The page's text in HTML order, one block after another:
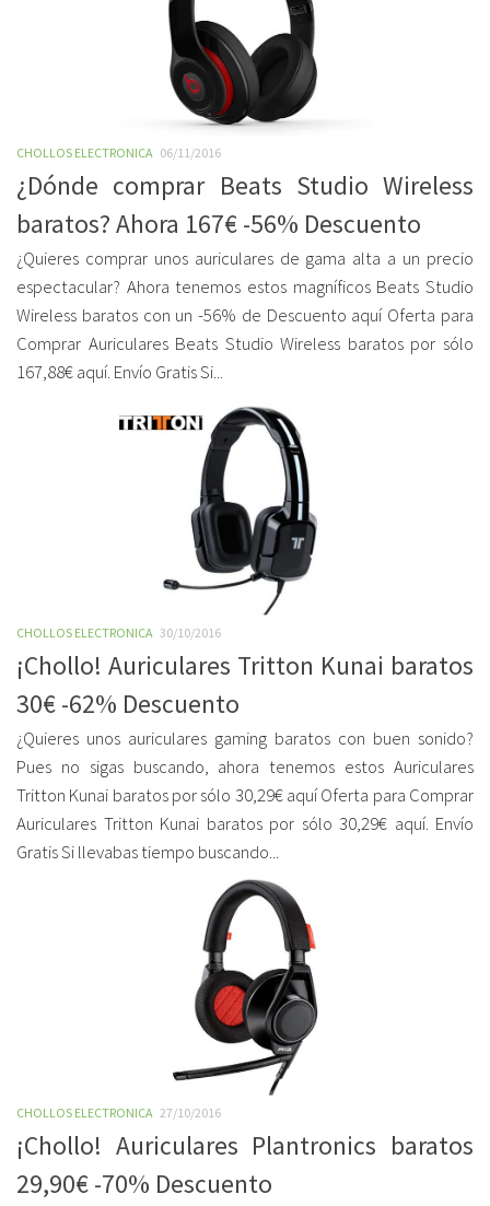
CHOLLOS ELECTRONICA 06/11/2016
¿Dónde comprar Beats Studio Wireless
baratos? Ahora 167€ -56% Descuento
¿Quieres comprar unos auriculares de gama alta a un precio
espectacular? Ahora tenemos estos magníficos Beats Studio
Wireless baratos con un -56% de Descuento aquí Oferta para
Comprar Auriculares Beats Studio Wireless baratos por sólo
167,88€ aquí. Envío Gratis Si...
CHOLLOS ELECTRONICA 30/10/2016
¡Chollo! Auriculares Tritton Kunai baratos
30€ -62% Descuento
¿Quieres unos auriculares gaming baratos con buen sonido?
Pues no sigas buscando, ahora tenemos estos Auriculares
Tritton Kunai baratos por sólo 30,29€ aquí Oferta para Comprar
Auriculares Tritton Kunai baratos por sólo 30,29€ aquí. Envío
Gratis Si llevabas tiempo buscando...
CHOLLOS ELECTRONICA 27/10/2016
¡Chollo! Auriculares Plantronics baratos
29,90€ -70% Descuento